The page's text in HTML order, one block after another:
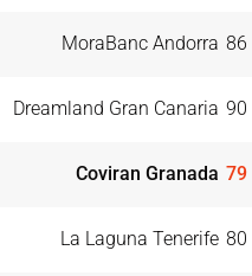
MoraBanc Andorra 86
Dreamland Gran Canaria 90
Coviran Granada 79
La Laguna Tenerife 80